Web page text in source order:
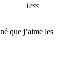
Tess
que j’aime les